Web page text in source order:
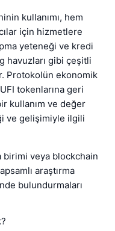
kullanımı, hem
için hizmetlere
yeteneği ve kredi
havuzları gibi çeşitli
Protokolün ekonomik
tokenlarına geri
kullanım ve değer
ve gelişimiyle ilgili
veya blockchain
araştırma
bulundurmaları